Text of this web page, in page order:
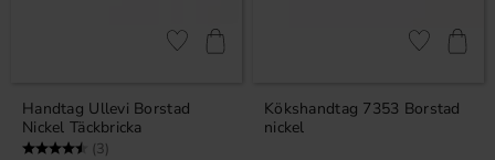
Handtag Ullevi Borstad
Nickel Täckbricka
Betyg: (3)
Lägg till i favoriter
Kökshandtag 7353 Borstad
nickel
Lägg till i